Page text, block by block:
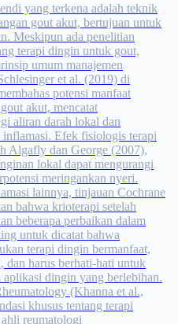
yang terkena adalah teknik
gout akut, bertujuan untuk
Meskipun ada penelitian
terapi dingin untuk gout,
umum manajemen
et al. (2019) di
potensi manfaat
akut, mencatat
aliran darah lokal dan
inflamasi. Efek fisiologis terapi
Algafly dan George (2007),
lokal dapat mengurangi
meringankan nyeri.
lainnya, tinjauan Cochrane
bahwa krioterapi setelah
beberapa perbaikan dalam
untuk dicatat bahwa
terapi dingin bermanfaat,
dan harus berhati-hati untuk
dingin yang berlebihan.
(Khanna et al.,
khusus tentang terapi
reumatologi